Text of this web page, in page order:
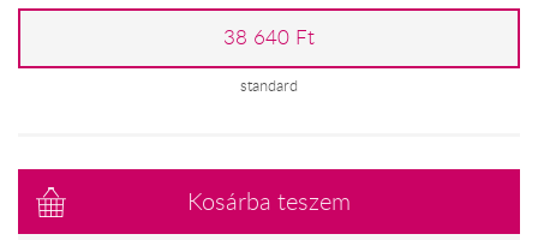
38 640 Ft
standard
Kosárba teszem